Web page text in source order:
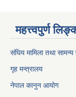
महत्त्वपुर्ण
संघिय मामिला तथा
गृह मन्त्रालय
नेपाल कानुन आयोग